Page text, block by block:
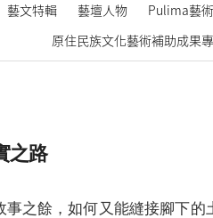
藝文特輯 藝壇人物 Pulima藝
原住民族文化藝術補助成果
之路
之餘，如何又能縫接腳下的